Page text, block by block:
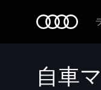
自車